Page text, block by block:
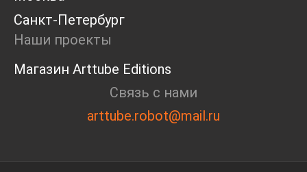
Blazar 2024
Встречи
Круглый стол
Санкт-Петербург
Наши проекты
Магазин Arttube Editions
Связь с нами
arttube.robot@mail.ru